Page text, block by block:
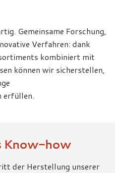
Gemeinsame Forschung,
Verfahren: dank
kombiniert mit
können wir sicherstellen,
erfüllen.
Know-how
der Herstellung unserer